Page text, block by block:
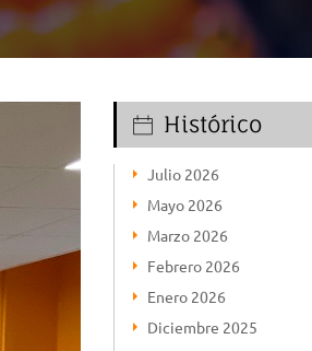
Histórico
Julio 2026
Mayo 2026
Marzo 2026
Febrero 2026
Enero 2026
Diciembre 2025